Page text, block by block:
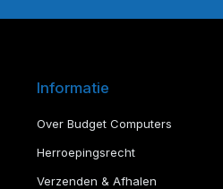
Informatie
Over Budget Computers
Herroepingsrecht
Verzenden & Afhalen